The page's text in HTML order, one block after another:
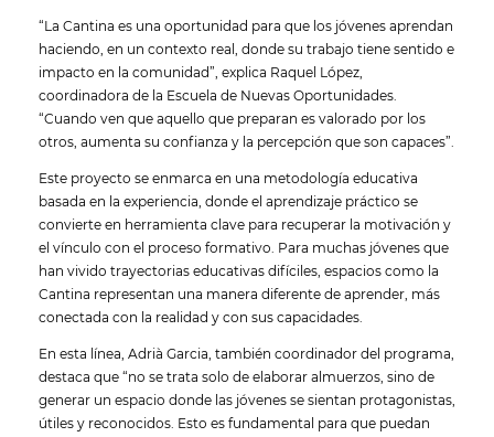
“La Cantina es una oportunidad para que los jóvenes aprendan
haciendo, en un contexto real, donde su trabajo tiene sentido e
impacto en la comunidad”, explica Raquel López,
coordinadora de la Escuela de Nuevas Oportunidades.
“Cuando ven que aquello que preparan es valorado por los
otros, aumenta su confianza y la percepción que son capaces”.
Este proyecto se enmarca en una metodología educativa
basada en la experiencia, donde el aprendizaje práctico se
convierte en herramienta clave para recuperar la motivación y
el vínculo con el proceso formativo. Para muchas jóvenes que
han vivido trayectorias educativas difíciles, espacios como la
Cantina representan una manera diferente de aprender, más
conectada con la realidad y con sus capacidades.
En esta línea, Adrià Garcia, también coordinador del programa,
destaca que “no se trata solo de elaborar almuerzos, sino de
generar un espacio donde las jóvenes se sientan protagonistas,
útiles y reconocidos. Esto es fundamental para que puedan